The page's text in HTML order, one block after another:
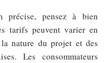
précise, pensez à bien
tarifs peuvent varier en
nature du projet et des
Les consommateurs